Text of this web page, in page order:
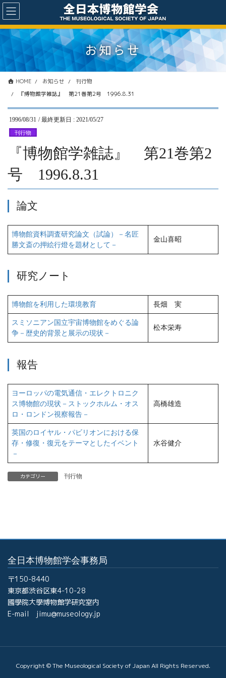
コ
ン
テ
に
移
ナ
ビ
ゲ
ョ
ン
お知らせ
HOME お知らせ
刊行物
『博物館学雑誌』 第21巻第2号 1996.8.31
1996/08/31 / 最終更新日 : 2021/05/27
刊行物
『博物館学雑誌』 第21巻第2
号 1996.8.31
論文
博物館資料調査研究論文（試論）－名匠
勝文斎の押絵行燈を題材として－
金山喜昭
研究ノート
博物館を利用した環境教育 長畑 実
スミソニアン国立宇宙博物館をめぐる論
争－歴史的背景と展示の現状－
松本栄寿
報告
ヨーロッパの電気通信・エレクトロニク
ス博物館の現状－ストックホルム・オス
ロ・ロンドン視察報告－
高橋雄造
英国のロイヤル・パビリオンにおける保
存・修復・復元をテーマとしたイベント
－
水谷健介
カテゴリー 刊行物
全日本博物館学会事務局
〒150-8440
東京都渋谷区東4-10-28
國學院大學博物館学研究室内
E-mail jimu@museology.jp
Copyright © The Museological Society of Japan All Rights Reserved.